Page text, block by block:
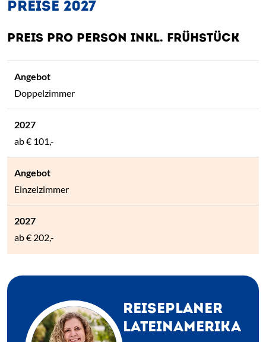
PREISE 2027
PREIS PRO PERSON INKL. FRÜHSTÜCK
Doppelzimmer
ab€ 101,-
Einzelzimmer
ab€ 202,-
REISEPLANER
LATEINAMERIKA